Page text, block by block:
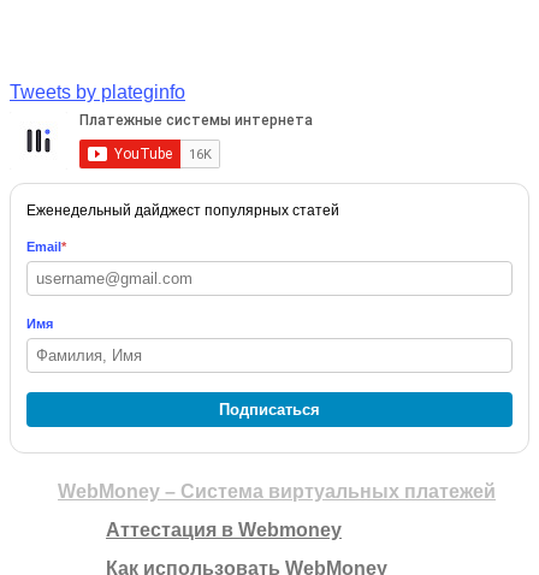
Tweets by plateginfo
Еженедельный дайджест популярных статей
Email*
Имя
Подписаться
WebMoney – Система виртуальных платежей
Аттестация в Webmoney
Как использовать WebMoney